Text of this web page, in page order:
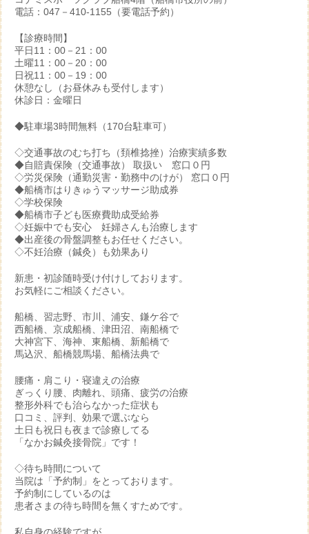
電話：047－410-1155（要電話予約）
【診療時間】
平日11：00－21：00
土曜11：00－20：00
日祝11：00－19：00
休憩なし（お昼休みも受付します）
休診日：金曜日
◆駐車場3時間無料（170台駐車可）
◇交通事故のむち打ち（頚椎捻挫）治療実績多数
◆自賠責保険（交通事故） 取扱い 窓口０円
◇労災保険（通勤災害・勤務中のけが） 窓口０円
◆船橋市はりきゅうマッサージ助成券
◇学校保険
◆船橋市子ども医療費助成受給券
◇妊娠中でも安心 妊婦さんも治療します
◆出産後の骨盤調整もお任せください。
◇不妊治療（鍼灸）も効果あり
新患・初診随時受け付けしております。
お気軽にご相談ください。
船橋、習志野、市川、浦安、鎌ケ谷で
西船橋、京成船橋、津田沼、南船橋で
大神宮下、海神、東船橋、新船橋で
馬込沢、船橋競馬場、船橋法典で
腰痛・肩こり・寝違えの治療
ぎっくり腰、肉離れ、頭痛、疲労の治療
整形外科でも治らなかった症状も
口コミ、評判、効果で選ぶなら
土日も祝日も夜まで診療してる
「なかお鍼灸接骨院」です！
◇待ち時間について
当院は「予約制」をとっております。
予約制にしているのは
患者さまの待ち時間を無くすためです。